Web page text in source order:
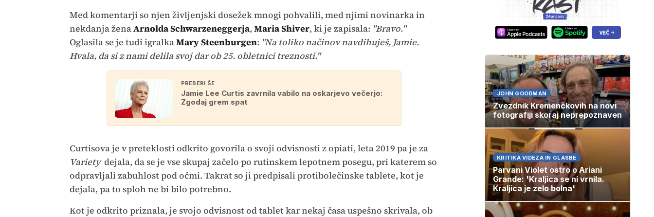
Med komentarji so njen življenjski dosežek mnogi pohvalili, med njimi novinarka in
nekdanja ženaArnolda Schwarzeneggerja, Maria Shiver, ki je zapisala: "Bravo."
Oglasila se je tudi igralkaMary Steenburgen: "Na toliko načinov navdihuješ, Jamie.
Hvala, da si z nami delila svoj dar ob 25. obletnici treznosti."
PREBERI ŠE
Jamie Lee Curtis zavrnila vabilo na oskarjevo večerjo:
Zgodaj grem spat
Curtisova je v preteklosti odkrito govorila o svoji odvisnosti z opiati, leta 2019 pa je za
Variety dejala, da se je vse skupaj začelo po rutinskem lepotnem posegu, pri katerem so
odpravljali zabuhlost pod očmi. Takrat so ji predpisali protibolečinske tablete, kot je
dejala, pa to sploh ne bi bilo potrebno.
Kot je odkrito priznala, je svojo odvisnost od tablet kar nekaj časa uspešno skrivala, ob
JOHN GOODMAN
Zvezdnik Kremenčkovih na novi
fotografiji skoraj neprepoznaven
KRITIKA VIDEZA IN GLASBE
Parvani Violet ostro o Ariani
Grande: 'Kraljica se ni vrnila.
Kraljica je zelo bolna'